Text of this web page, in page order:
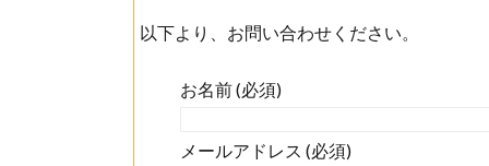
以下より、お問い合わせください。
お名前 (必須)
メールアドレス (必須)